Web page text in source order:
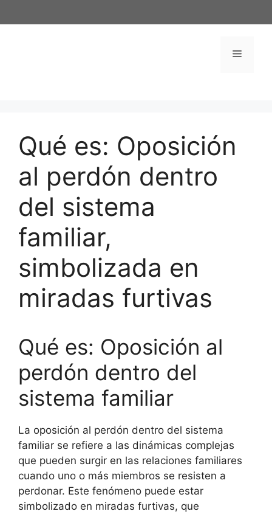
al
Menú
Qué es: Oposición
al perdón dentro
del sistema
familiar,
simbolizada en
miradas furtivas
Qué es: Oposición al
perdón dentro del
sistema familiar
La oposición al perdón dentro del sistema
familiar se refiere a las dinámicas complejas
que pueden surgir en las relaciones familiares
cuando uno o más miembros se resisten a
perdonar. Este fenómeno puede estar
simbolizado en miradas furtivas, que